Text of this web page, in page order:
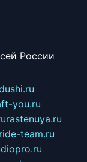
России
you.ru
rastenuya.ru
team.ru